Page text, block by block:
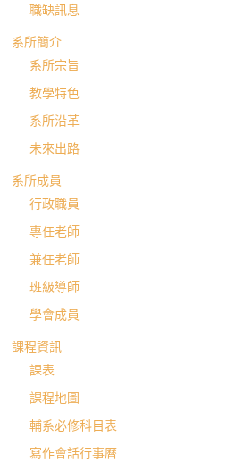
職缺訊息
系所簡介
系所宗旨
教學特色
系所沿革
未來出路
系所成員
行政職員
專任老師
兼任老師
班級導師
學會成員
課程資訊
課表
課程地圖
輔系必修科目表
寫作會話行事曆